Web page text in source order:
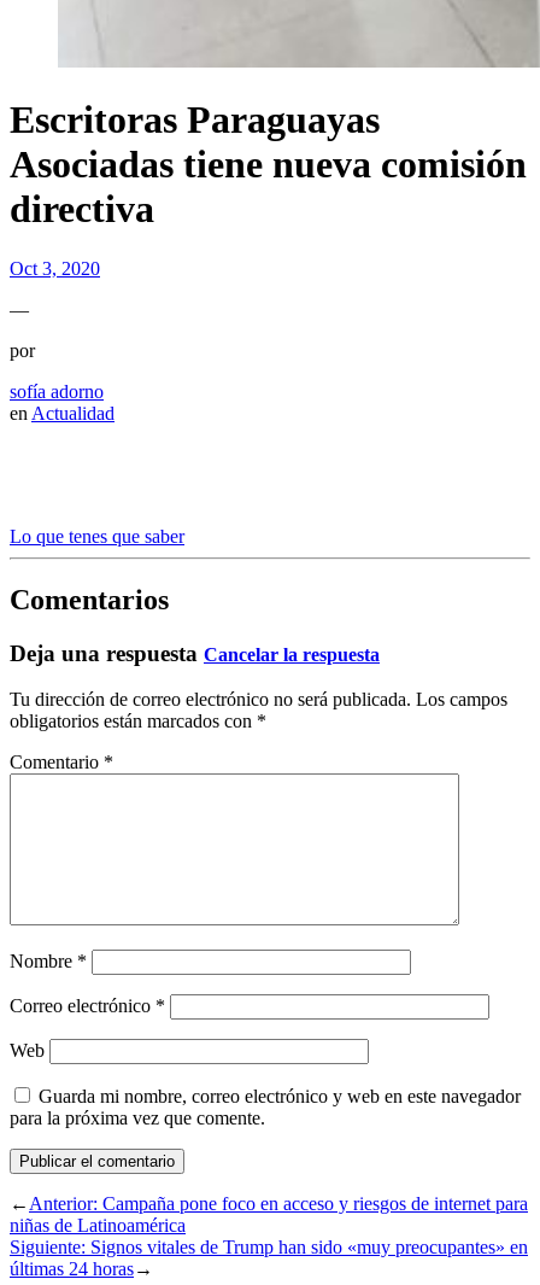
Escritoras Paraguayas
Asociadas tiene nueva comisión
directiva
Oct 3, 2020
—
por
sofía adorno
en Actualidad
Lo que tenes que saber
Comentarios
Deja una respuesta Cancelar la respuesta
Tu dirección de correo electrónico no será publicada. Los campos
obligatorios están marcados con *
Comentario *
Nombre *
Correo electrónico *
Web
Guarda mi nombre, correo electrónico y web en este navegador
para la próxima vez que comente.
←Anterior: Campaña pone foco en acceso y riesgos de internet para
niñas de Latinoamérica
Siguiente: Signos vitales de Trump han sido «muy preocupantes» en
últimas 24 horas→